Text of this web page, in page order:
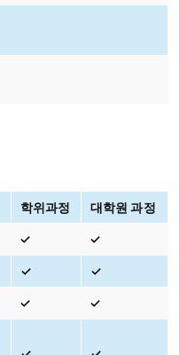
학위과정 대학원 과정
✓ ✓
✓ ✓
✓ ✓